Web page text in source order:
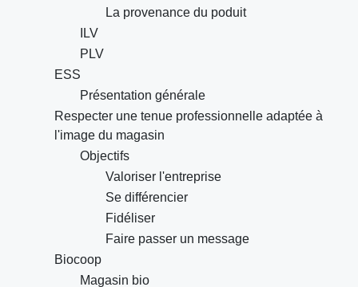
La provenance du poduit
ILV
PLV
ESS
Présentation générale
Respecter une tenue professionnelle adaptée à
l'image du magasin
Objectifs
Valoriser l'entreprise
Se différencier
Fidéliser
Faire passer un message
Biocoop
Magasin bio